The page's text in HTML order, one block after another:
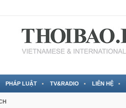
PHÁP LUẬT TV&RADIO LIÊN HỆ